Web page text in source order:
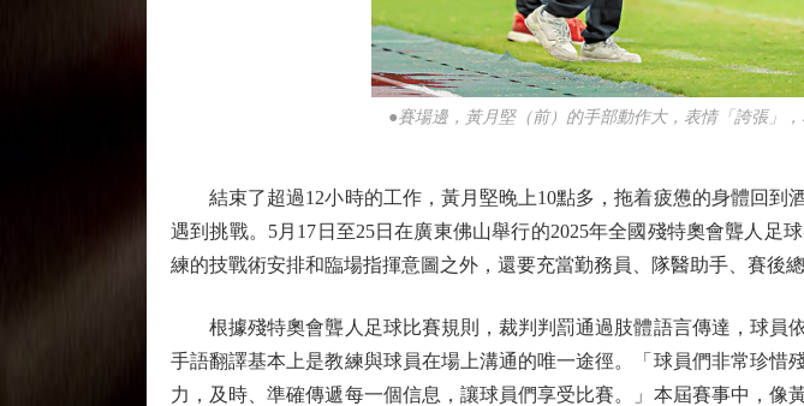
●賽場邊，黃月堅（前）的手部動作大，表情「誇張」
結束了超過12小時的工作，黃月堅晚上10點多，拖着疲憊的身體回到
遇到挑戰。5月17日至25日在廣東佛山舉行的2025年全國殘特奧會聾人
練的技戰術安排和臨場指揮意圖之外，還要充當勤務員、隊醫助手、賽後
根據殘特奧會聾人足球比賽規則，裁判判罰通過肢體語言傳達，球員
手語翻譯基本上是教練與球員在場上溝通的唯一途徑。「球員們非常珍
力，及時、準確傳遞每一個信息，讓球員們享受比賽。」本屆賽事中，